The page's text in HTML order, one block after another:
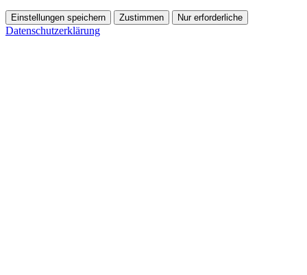
Einstellungen speichern Zustimmen Nur erforderliche
Datenschutzerklärung